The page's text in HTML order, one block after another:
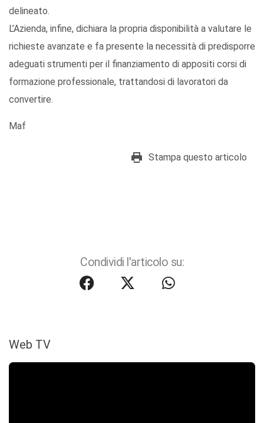
delineato.
L’Azienda, infine, dichiara la propria disponibilità a valutare le
richieste avanzate e fa presente la necessità di predisporre
adeguati strumenti per il finanziamento di appositi corsi di
formazione professionale, trattandosi di lavoratori da
convertire.
Maf
Stampa questo articolo
Condividi l'articolo su:
Web TV